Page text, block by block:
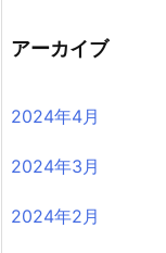
アーカイブ
2024年4月
2024年3月
2024年2月